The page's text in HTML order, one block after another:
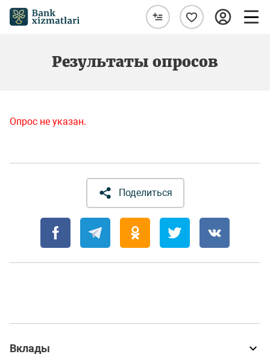
Результаты опросов
Опрос не указан.
Поделиться
Вклады